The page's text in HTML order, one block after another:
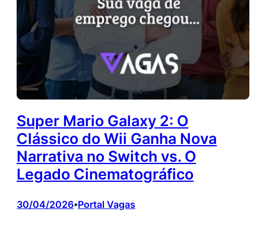
Super Mario Galaxy 2: O
Clássico do Wii Ganha Nova
Narrativa no Switch vs. O
Legado Cinematográfico
30/04/2026•Portal Vagas